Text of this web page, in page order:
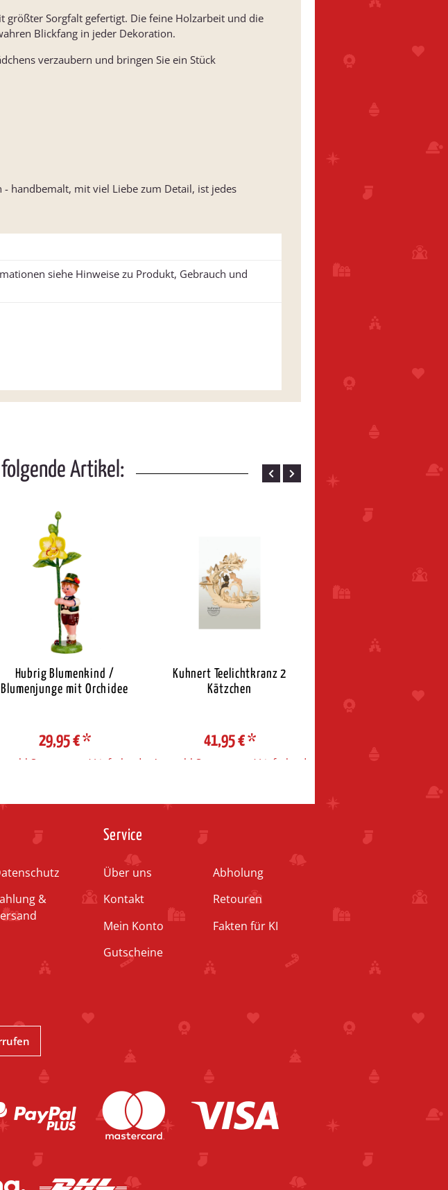
Sorgfalt gefertigt. Die feine Holzarbeit und die
Blickfang in jeder Dekoration.
verzaubern und bringen Sie ein Stück
handbemalt, mit viel Liebe zum Detail, ist jedes
siehe Hinweise zu Produkt, Gebrauch und
Artikel:
Hubrig Blumenkind /
Blumenjunge mit Orchidee
29,95 €*
Steuerzone / Lieferland
Kuhnert Teelichtkranz 2
Kätzchen
41,95 €*
Auswahl Steuerzone / Lieferland Auswahl Steuerzone /
&
Service
Über uns
Kontakt
Mein Konto
Gutscheine
Abholung
Retouren
Fakten für KI